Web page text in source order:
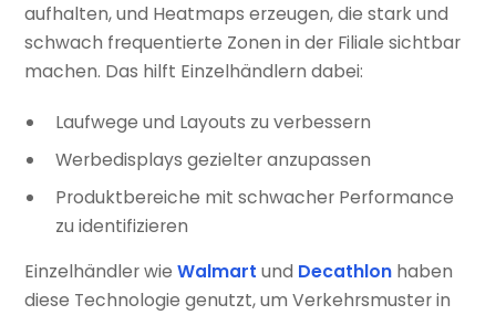
aufhalten, und Heatmaps erzeugen, die stark und
schwach frequentierte Zonen in der Filiale sichtbar
machen. Das hilft Einzelhändlern dabei:
Laufwege und Layouts zu verbessern
Werbedisplays gezielter anzupassen
Produktbereiche mit schwacher Performance
zu identifizieren
Einzelhändler wieWalmart und Decathlon haben
diese Technologie genutzt, um Verkehrsmuster in